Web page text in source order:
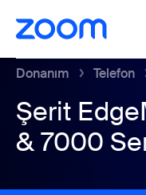
içeriğe atla
yardımına atla
Donanım Telefon
Şerit
& 7000